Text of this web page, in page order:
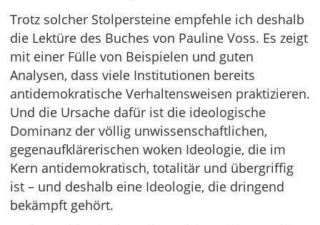
Trotz solcher Stolpersteine empfehle ich deshalb
die Lektüre des Buches von Pauline Voss. Es zeigt
mit einer Fülle von Beispielen und guten
Analysen, dass viele Institutionen bereits
antidemokratische Verhaltensweisen praktizieren.
Und die Ursache dafür ist die ideologische
Dominanz der völlig unwissenschaftlichen,
gegenaufklärerischen woken Ideologie, die im
Kern antidemokratisch, totalitär und übergriffig
ist – und deshalb eine Ideologie, die dringend
bekämpft gehört.